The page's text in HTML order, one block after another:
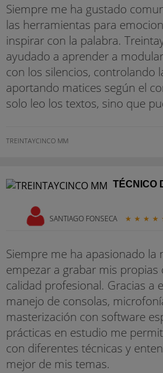
Siempre me ha gustado
las herramientas para
inspirar con la palabra.
ayudado a aprender a
con los silencios, controlando
aportando matices según el
solo leo los textos, sino que
TREINTAYCINCO MM
TÉCNICO
SANTIAGO FONSECA ★ ★ ★ ★
Siempre me ha apasionado la
empezar a grabar mis propias
calidad profesional. Gracias a
manejo de consolas,
masterización con software
prácticas en estudio me
con diferentes técnicas y
mejor de mis temas.